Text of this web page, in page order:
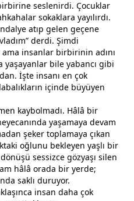
seslenirdi. Çocuklar
sokaklara yayılırdı.
atıp gelen geçene
derdi. Şimdi
ama insanlar birbirinin adını
yaşayanlar bile yabancı gibi
İşte insanı en çok
içinde büyüyen
kaybolmadı. Hâlâ bir
yaşamaya devam
şeker toplamaya çıkan
oğlunu bekleyen yaşlı bir
sessizce gözyaşı silen
hâlâ orada bir yerde;
saklı duruyor.
insan daha çok